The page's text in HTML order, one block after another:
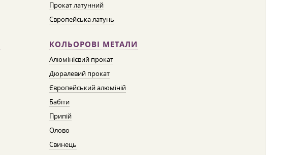
Прокат латунний
Європейська латунь
КОЛЬОРОВІ МЕТАЛИ
Алюмінієвий прокат
Дюралевий прокат
Європейський алюміній
Бабіти
Припій
Олово
Свинець